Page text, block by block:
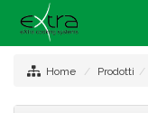
Home Prodotti